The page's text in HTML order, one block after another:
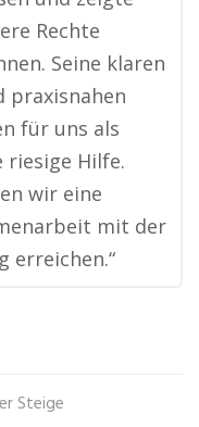
Rechte
Seine klaren
praxisnahen
für uns als
Hilfe.
wir eine
mit der
erreichen.“
Steige